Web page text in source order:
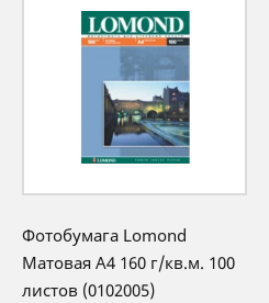
Фотобумага Lomond
Матовая A4 160 г/кв.м. 100
листов (0102005)